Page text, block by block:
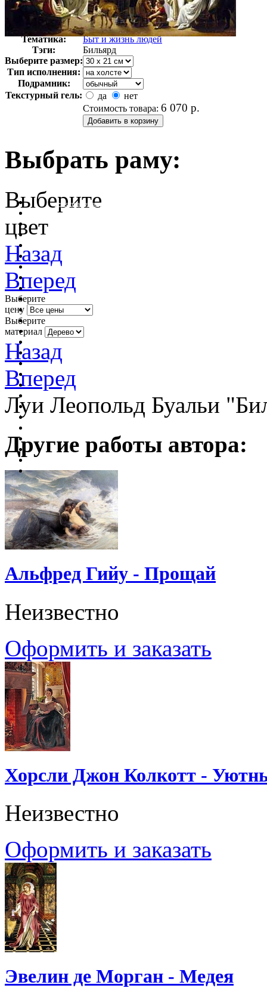
Автор:
Неизвестно
Арт-стиль
Абстракционизм
Тематика:
Быт и жизнь людей
Тэги:
Бильярд
Выберите размер:
Тип исполнения:
Подрамник:
Текстурный гель:
да
нет
Стоимость товара: 6 070 р.
Выбрать раму:
очистить фильтр цвета
Выберите
цвет
Назад
Вперед
Выберите
цену
Выберите
материал
Назад
Вперед
Луи Леопольд Буальи
Другие работы автора:
Альфред Гийу - Прощай
Неизвестно
Оформить и заказать
Хорсли Джон Колкотт -
Неизвестно
Оформить и заказать
Эвелин де Морган - Медея